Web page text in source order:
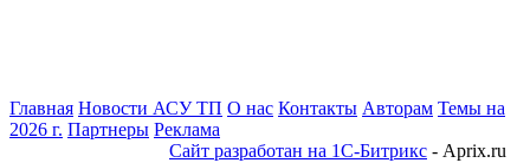
Главная Новости АСУ ТП О нас Контакты Авторам Темы на
2026 г. Партнеры Реклама
Сайт разработан на 1С-Битрикс - Aprix.ru